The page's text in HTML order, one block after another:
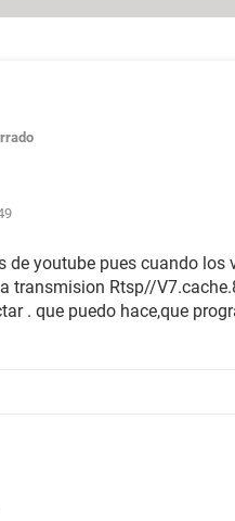
de youtube pues cuando los
transmision Rtsp//
. que puedo hace,que